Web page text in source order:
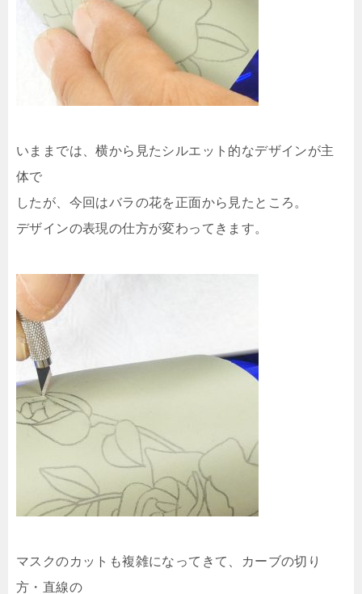
いままでは、横から見たシルエット的なデザインが主
体で
したが、今回はバラの花を正面から見たところ。
デザインの表現の仕方が変わってきます。
マスクのカットも複雑になってきて、カーブの切り
方・直線の